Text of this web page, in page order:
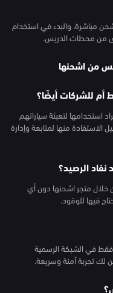
مباشرة، والبدء في استخدام
من محطات الدريس.
من اشحنها
أم للشركات أيضًا؟
استخدامها لتعبئة سياراتهم
منها لمتابعة وإدارة
الرصيد؟
متجر اشحنها دون أي
فيها للوقود.
في الشبكة الرسمية
لك تجربة آمنة وسريعة.